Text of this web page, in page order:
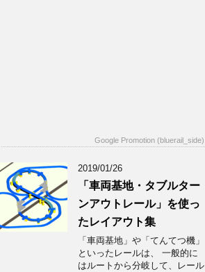
Google Promotion (bluerail_side)
2019/01/26
「車両基地・タブルター
ンアウトレール」を使っ
たレイアウト集
「車両基地」や「てんてつ機」
といったレールは、 一般的に
はルートから分岐して、レール